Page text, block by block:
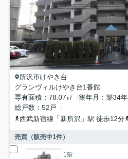
所沢市けやき台
グランヴィルけやき台1番館
専有面積
78.07㎡ 築年月 築34年
総戸数
52戸
西武新宿線 「新所沢 」駅 徒歩12分
売買（販売中1件）
1階